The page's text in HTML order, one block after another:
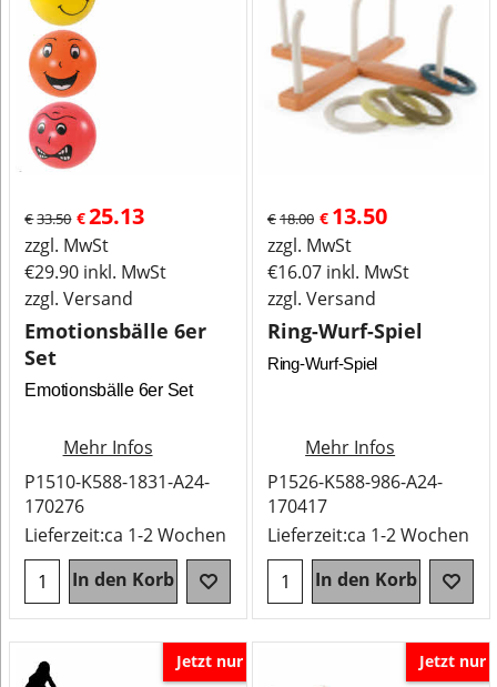
€33.50 €25.13
zzgl. MwSt
€29.90 inkl. MwSt
zzgl. Versand
Emotionsbälle 6er
Set
Emotionsbälle 6er Set
Mehr Infos
P1510-K588-1831-A24-
170276
Lieferzeit:ca 1-2 Wochen
In den Korb
€18.00 € 13.50
zzgl. MwSt
€16.07 inkl. MwSt
zzgl. Versand
Ring-Wurf-Spiel
Ring-Wurf-Spiel
Mehr Infos
P1526-K588-986-A24-
170417
Lieferzeit:ca 1-2 Wochen
In den Korb
Jetzt nur Jetzt nur